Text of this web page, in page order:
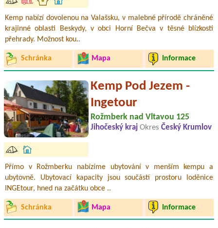
Kemp nabízí dovolenou na Valašsku, v malebné přírodě chráněné
krajinné oblasti Beskydy, v obci Horní Bečva v těsné blízkosti
přehrady. Možnost kou..
Schránka Mapa Informace
Kemp Pod Jezem -
Ingetour
Rožmberk nad Vltavou 125
Jihočeský kraj Okres Český Krumlov
Přímo v Rožmberku nabízíme ubytování v menším kempu a
ubytovně. Ubytovací kapacity jsou součástí prostoru loděnice
INGEtour, hned na začátku obce ..
Schránka Mapa Informace